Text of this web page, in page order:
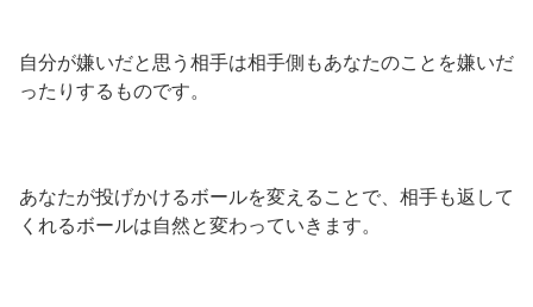
自分が嫌いだと思う相手は相手側もあなたのことを嫌いだ
ったりするものです。
あなたが投げかけるボールを変えることで、相手も返して
くれるボールは自然と変わっていきます。